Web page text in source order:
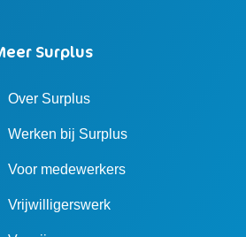
Surplus
Over Surplus
Werken bij Surplus
Voor medewerkers
Vrijwilligerswerk